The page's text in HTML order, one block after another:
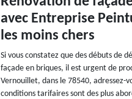
avec Entreprise
les moins chers
Si vous constatez que des débuts de
façade en briques, il est urgent de
Vernouillet, dans le 78540, adressez-
conditions tarifaires sont des plus